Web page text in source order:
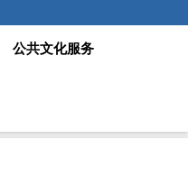
公共文化服务